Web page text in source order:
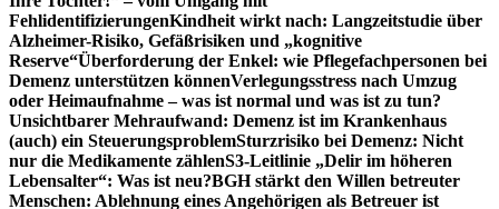
FehlidentifizierungenKindheit wirkt nach: Langzeitstudie über
Alzheimer-Risiko, Gefäßrisiken und „kognitive
Reserve“Überforderung der Enkel: wie Pflegefachpersonen bei
Demenz unterstützen könnenVerlegungsstress nach Umzug
oder Heimaufnahme – was ist normal und was ist zu tun?
Unsichtbarer Mehraufwand: Demenz ist im Krankenhaus
(auch) ein SteuerungsproblemSturzrisiko bei Demenz: Nicht
nur die Medikamente zählenS3-Leitlinie „Delir im höheren
Lebensalter“: Was ist neu?BGH stärkt den Willen betreuter
Menschen: Ablehnung eines Angehörigen als Betreuer ist